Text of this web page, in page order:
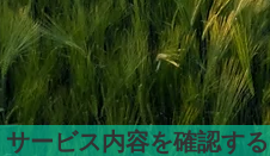
サービス内容を確認する